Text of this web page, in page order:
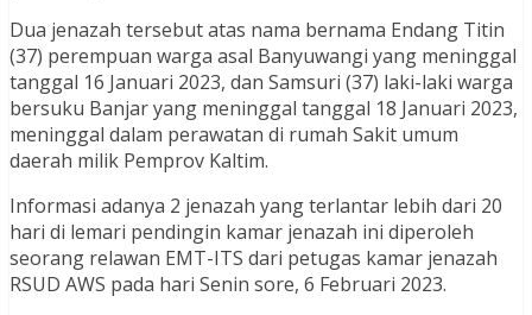
Dua jenazah tersebut atas nama bernama Endang Titin
(37) perempuan warga asal Banyuwangi yang meninggal
tanggal 16 Januari 2023, dan Samsuri (37) laki-laki warga
bersuku Banjar yang meninggal tanggal 18 Januari 2023,
meninggal dalam perawatan di rumah Sakit umum
daerah milik Pemprov Kaltim.
Informasi adanya 2 jenazah yang terlantar lebih dari 20
hari di lemari pendingin kamar jenazah ini diperoleh
seorang relawan EMT-ITS dari petugas kamar jenazah
RSUD AWS pada hari Senin sore, 6 Februari 2023.